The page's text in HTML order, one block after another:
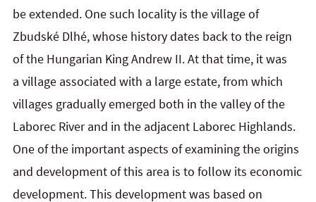
be extended. One such locality is the village of
Zbudské Dlhé, whose history dates back to the reign
of the Hungarian King Andrew II. At that time, it was
a village associated with a large estate, from which
villages gradually emerged both in the valley of the
Laborec River and in the adjacent Laborec Highlands.
One of the important aspects of examining the origins
and development of this area is to follow its economic
development. This development was based on